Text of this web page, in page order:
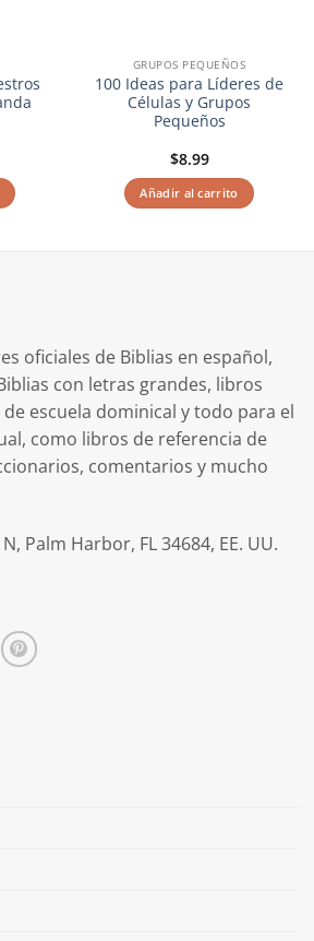
GRUPOS PEQUEÑOS
100 Ideas para Líderes de
Células y Grupos
Pequeños
$8.99
Añadir al carrito
oficiales de Biblias en español,
con letras grandes, libros
escuela dominical y todo para el
como libros de referencia de
comentarios y mucho
Palm Harbor, FL 34684, EE. UU.